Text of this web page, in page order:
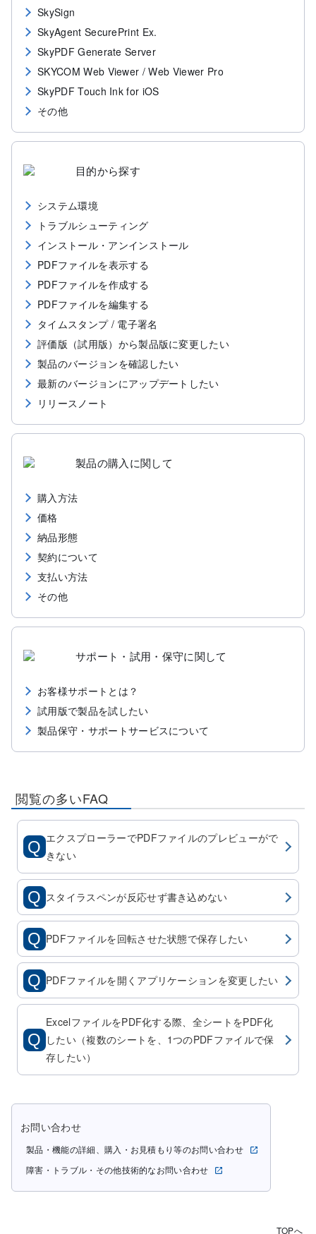
SkySign
SkyAgent SecurePrint Ex.
SkyPDF Generate Server
SKYCOM Web Viewer / Web Viewer Pro
SkyPDF Touch Ink for iOS
その他
目的から探す
システム環境
トラブルシューティング
インストール・アンインストール
PDFファイルを表示する
PDFファイルを作成する
PDFファイルを編集する
タイムスタンプ / 電子署名
評価版（試用版）から製品版に変更したい
製品のバージョンを確認したい
最新のバージョンにアップデートしたい
リリースノート
製品の購入に関して
購入方法
価格
納品形態
契約について
支払い方法
その他
サポート・試用・保守に関して
お客様サポートとは？
試用版で製品を試したい
製品保守・サポートサービスについて
閲覧の多いFAQ
エクスプローラーでPDFファイルのプレビューがで
きない
スタイラスペンが反応せず書き込めない
PDFファイルを回転させた状態で保存したい
PDFファイルを開くアプリケーションを変更したい
ExcelファイルをPDF化する際、全シートをPDF化
したい（複数のシートを、1つのPDFファイルで保
存したい）
お問い合わせ
製品・機能の詳細、購入・お見積もり等のお問い合わせ
障害・トラブル・その他技術的なお問い合わせ
TOPへ